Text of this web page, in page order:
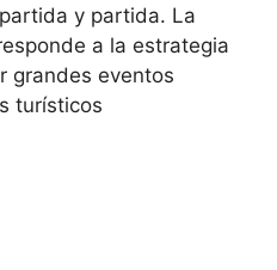
y partida. La
a la estrategia
grandes eventos
turísticos